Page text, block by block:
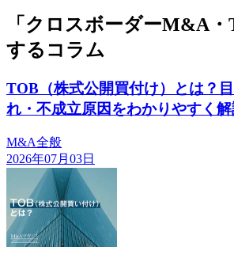
「クロスボーダーM&A
するコラム
TOB（株式公開買付け）とは？
れ・不成立原因をわかりやすく
M&A全般
2026年07月03日